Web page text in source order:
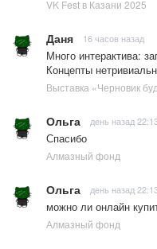
VK Fest в Казани 2025
Даня 16 часов назад
Много интерактива:
Концепты
Выставка «Черновик
Ольга день назад
Спасибо
Алмазный фонд
Ольга день назад
можно ли онлайн
Алмазный фонд